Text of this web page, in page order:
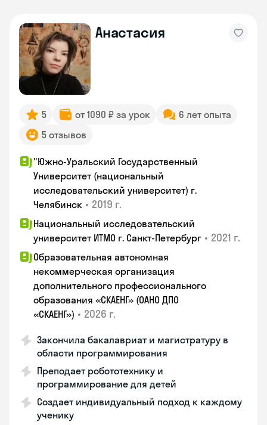
Анастасия
5 от 1090 ₽ за урок
6 лет опыта
5 отзывов
"Южно-Уральский Государственный
Университет (национальный
исследовательский университет) г.
Челябинск • 2019 г.
Национальный исследовательский
университет ИТМО г. Санкт-Петербург • 2021 г.
Образовательная автономная
некоммерческая организация
дополнительного профессионального
образования «СКАЕНГ» (ОАНО ДПО
«СКАЕНГ») • 2026 г.
Закончила бакалавриат и магистратуру в
области программирования
Преподает робототехнику и
программирование для детей
Создает индивидуальный подход к каждому
ученику